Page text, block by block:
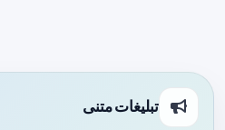
تبلیغات متنی